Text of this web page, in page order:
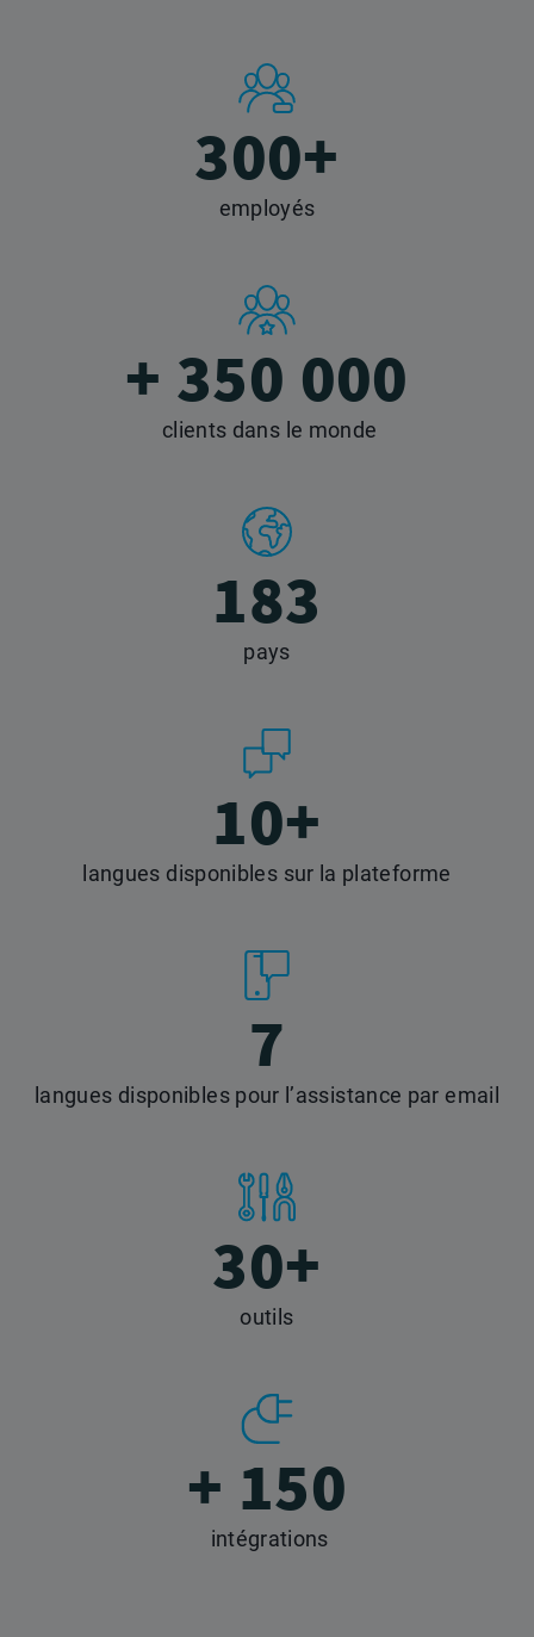
300+
employés
+ 350 000
clients dans le monde
183
pays
10+
langues disponibles sur la plateforme
7
langues disponibles pour l’assistance par email
30+
outils
+ 150
intégrations